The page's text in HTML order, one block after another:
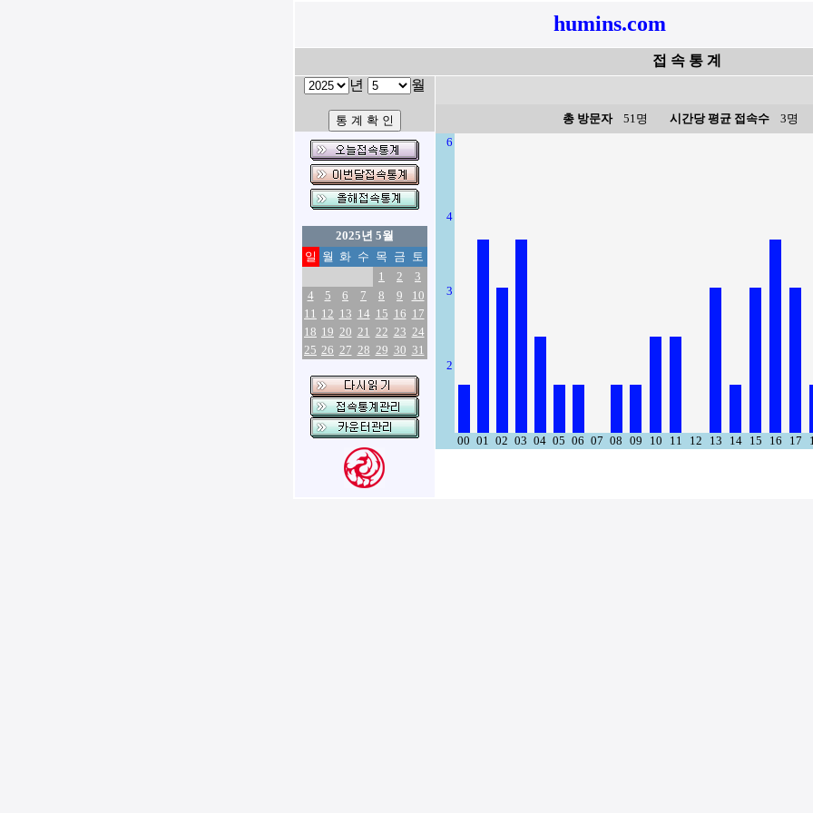
humins.com
접 속 통 계
년 월
2025년 5월
일 월 화 수 목 금 토
1
2
3
4
5 6 7 8 9
10
11 12 13 14 15 16 17
18 19 20 21 22 23 24
25 26 27 28 29 30 31
총 방문자51명 시간당 평균 접속수3명
6
4
3
2
00 01 02 03 04 05 06 07 08 09 10 11 12 13 14 15 16 17